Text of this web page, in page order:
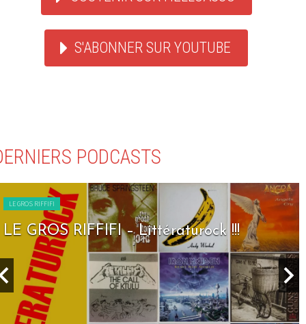
S'ABONNER SUR YOUTUBE
PODCASTS
LE GROS RIFFIFI
LE GROS RIFFIFI – Littératurock !!!